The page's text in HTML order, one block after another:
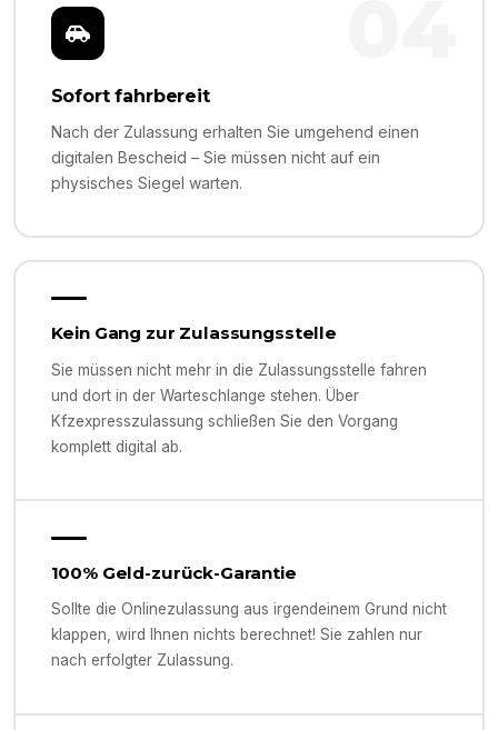
Sofort fahrbereit
Nach der Zulassung erhalten Sie umgehend einen
digitalen Bescheid – Sie müssen nicht auf ein
physisches Siegel warten.
Kein Gang zur Zulassungsstelle
Sie müssen nicht mehr in die Zulassungsstelle fahren
und dort in der Warteschlange stehen. Über
Kfzexpresszulassung schließen Sie den Vorgang
komplett digital ab.
100% Geld-zurück-Garantie
Sollte die Onlinezulassung aus irgendeinem Grund nicht
klappen, wird Ihnen nichts berechnet! Sie zahlen nur
nach erfolgter Zulassung.